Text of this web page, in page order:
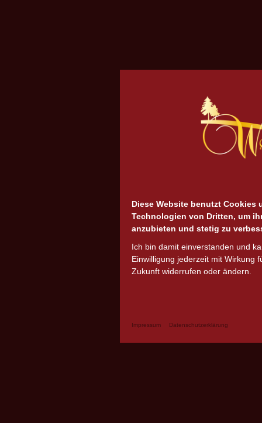
Diese Website benutzt Cookies
Technologien von Dritten, um
anzubieten und stetig zu
Ich bin damit einverstanden und
Einwilligung jederzeit mit Wirkung
Zukunft widerrufen oder ändern.
Impressum Datenschutzerklärung